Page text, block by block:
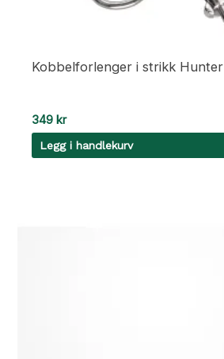
Kobbelforlenger i strikk Hunter
349 kr
Legg i handlekurv